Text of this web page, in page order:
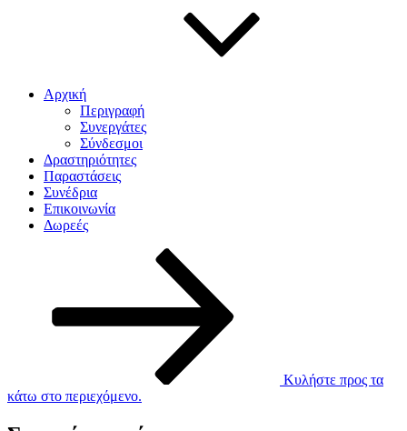
Αρχική
Περιγραφή
Συνεργάτες
Σύνδεσμοι
Δραστηριότητες
Παραστάσεις
Συνέδρια
Επικοινωνία
Δωρεές
Κυλήστε προς τα
κάτω στο περιεχόμενο.